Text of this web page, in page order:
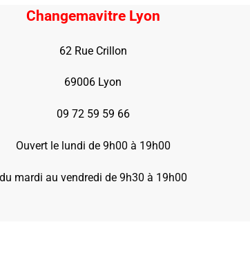
Changemavitre Lyon
62 Rue Crillon
69006 Lyon
09 72 59 59 66
Ouvert le lundi de 9h00 à 19h00
du mardi au vendredi de 9h30 à 19h00